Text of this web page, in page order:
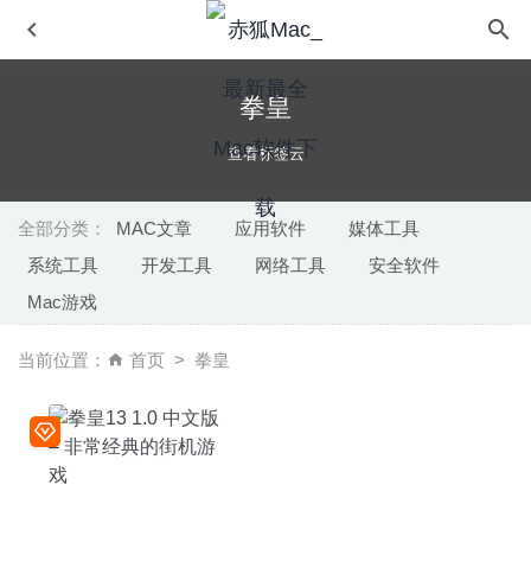
拳皇
查看标签云
全部分类： MAC文章 应用软件
媒体工具
系统工具
开发工具 网络工具
安全软件
Mac游戏
当前位置： 首页 拳皇
SSDReporter 1.5.5.1389 – 固态硬盘健康状况检测工具
2020-04-30
Hype 4 Pro 4.0.6 中文版-HTML5动画制作软件
Adguard 2.5.0(876) Nightly 中文版-世界上最高级的广告过
滤程序